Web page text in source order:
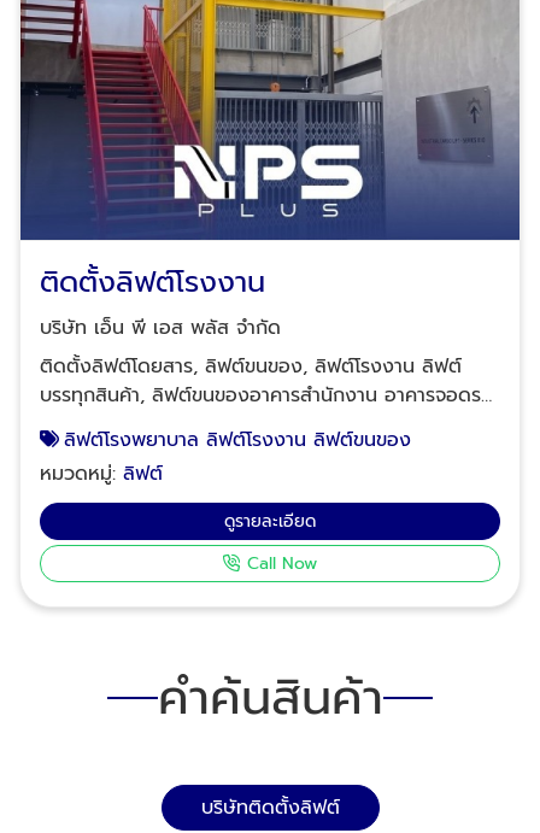
ติดตั้งลิฟต์โรงงาน
บริษัท เอ็น พี เอส พลัส จำกัด
ติดตั้งลิฟต์โดยสาร, ลิฟต์ขนของ, ลิฟต์โรงงาน ลิฟต์
บรรทุกสินค้า, ลิฟต์ขนของอาคารสำนักงาน อาคารจอดรถ
โรงงาน โรงพยาบาล บริการรับเหมาติดตั้งลิฟต์โรงงาน
รับปรับปรุง ลิฟต์สำหรับขนส่งของให้รอบรับน้ำหนักได้สูง
ขึ้น หรือปรับแก้ไขการทำงานของตัวลิฟต์ รวมทั้งรับ
ออกแบบลิฟต์สำหรับใช้ในโรงงานอุตสาหกรรมให้ตรงกับ
รูปแบบการใช้งาน ปรับปรุงประสิทธิภาพการทำงานของ
ลิฟต์ขนส่งของ ลิฟต์โรงงาน ให้ประหยัดพลังงานและมี
ของโดยทีมงานมืออาชีพ Tel : 02-964-8125, 088-
ลิฟต์โรงงาน ลิฟต์บรรทุกสินค้า
ลิฟต์โรงพยาบาล ลิฟต์โรงงาน ลิฟต์ขนของ
หมวดหมู่:ลิฟต์
ดูรายละเอียด
Call Now
คำค้นสินค้า
บริษัทติดตั้งลิฟต์